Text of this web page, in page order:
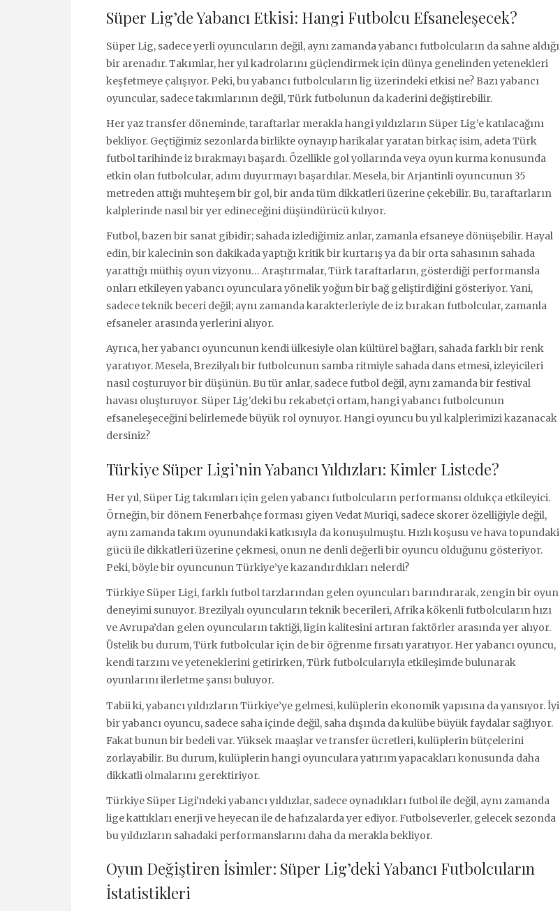
Süper Lig’de Yabancı Etkisi: Hangi Futbolcu Efsaneleşecek?
Süper Lig, sadece yerli oyuncuların değil, aynı zamanda yabancı futbolcuların da sahne aldığı
bir arenadır. Takımlar, her yıl kadrolarını güçlendirmek için dünya genelinden yetenekleri
keşfetmeye çalışıyor. Peki, bu yabancı futbolcuların lig üzerindeki etkisi ne? Bazı yabancı
oyuncular, sadece takımlarının değil, Türk futbolunun da kaderini değiştirebilir.
Her yaz transfer döneminde, taraftarlar merakla hangi yıldızların Süper Lig’e katılacağını
bekliyor. Geçtiğimiz sezonlarda birlikte oynayıp harikalar yaratan birkaç isim, adeta Türk
futbol tarihinde iz bırakmayı başardı. Özellikle gol yollarında veya oyun kurma konusunda
etkin olan futbolcular, adını duyurmayı başardılar. Mesela, bir Arjantinli oyuncunun 35
metreden attığı muhteşem bir gol, bir anda tüm dikkatleri üzerine çekebilir. Bu, taraftarların
kalplerinde nasıl bir yer edineceğini düşündürücü kılıyor.
Futbol, bazen bir sanat gibidir; sahada izlediğimiz anlar, zamanla efsaneye dönüşebilir. Hayal
edin, bir kalecinin son dakikada yaptığı kritik bir kurtarış ya da bir orta sahasının sahada
yarattığı müthiş oyun vizyonu… Araştırmalar, Türk taraftarların, gösterdiği performansla
onları etkileyen yabancı oyunculara yönelik yoğun bir bağ geliştirdiğini gösteriyor. Yani,
sadece teknik beceri değil; aynı zamanda karakterleriyle de iz bırakan futbolcular, zamanla
efsaneler arasında yerlerini alıyor.
Ayrıca, her yabancı oyuncunun kendi ülkesiyle olan kültürel bağları, sahada farklı bir renk
yaratıyor. Mesela, Brezilyalı bir futbolcunun samba ritmiyle sahada dans etmesi, izleyicileri
nasıl coşturuyor bir düşünün. Bu tür anlar, sadece futbol değil, aynı zamanda bir festival
havası oluşturuyor. Süper Lig'deki bu rekabetçi ortam, hangi yabancı futbolcunun
efsaneleşeceğini belirlemede büyük rol oynuyor. Hangi oyuncu bu yıl kalplerimizi kazanacak
dersiniz?
Türkiye Süper Ligi’nin Yabancı Yıldızları: Kimler Listede?
Her yıl, Süper Lig takımları için gelen yabancı futbolcuların performansı oldukça etkileyici.
Örneğin, bir dönem Fenerbahçe forması giyen Vedat Muriqi, sadece skorer özelliğiyle değil,
aynı zamanda takım oyunundaki katkısıyla da konuşulmuştu. Hızlı koşusu ve hava topundaki
gücü ile dikkatleri üzerine çekmesi, onun ne denli değerli bir oyuncu olduğunu gösteriyor.
Peki, böyle bir oyuncunun Türkiye’ye kazandırdıkları nelerdi?
Türkiye Süper Ligi, farklı futbol tarzlarından gelen oyuncuları barındırarak, zengin bir oyun
deneyimi sunuyor. Brezilyalı oyuncuların teknik becerileri, Afrika kökenli futbolcuların hızı
ve Avrupa’dan gelen oyuncuların taktiği, ligin kalitesini artıran faktörler arasında yer alıyor.
Üstelik bu durum, Türk futbolcular için de bir öğrenme fırsatı yaratıyor. Her yabancı oyuncu,
kendi tarzını ve yeteneklerini getirirken, Türk futbolcularıyla etkileşimde bulunarak
oyunlarını ilerletme şansı buluyor.
Tabii ki, yabancı yıldızların Türkiye’ye gelmesi, kulüplerin ekonomik yapısına da yansıyor. İyi
bir yabancı oyuncu, sadece saha içinde değil, saha dışında da kulübe büyük faydalar sağlıyor.
Fakat bunun bir bedeli var. Yüksek maaşlar ve transfer ücretleri, kulüplerin bütçelerini
zorlayabilir. Bu durum, kulüplerin hangi oyunculara yatırım yapacakları konusunda daha
dikkatli olmalarını gerektiriyor.
Türkiye Süper Ligi'ndeki yabancı yıldızlar, sadece oynadıkları futbol ile değil, aynı zamanda
lige kattıkları enerji ve heyecan ile de hafızalarda yer ediyor. Futbolseverler, gelecek sezonda
bu yıldızların sahadaki performanslarını daha da merakla bekliyor.
Oyun Değiştiren İsimler: Süper Lig’deki Yabancı Futbolcuların
İstatistikleri